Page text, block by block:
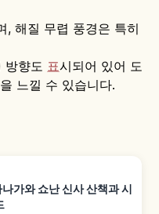
, 해질 무렵 풍경은 특히
방향도 표시되어 있어 도
느낄 수 있습니다.
가와 쇼난 신사 산책과 시